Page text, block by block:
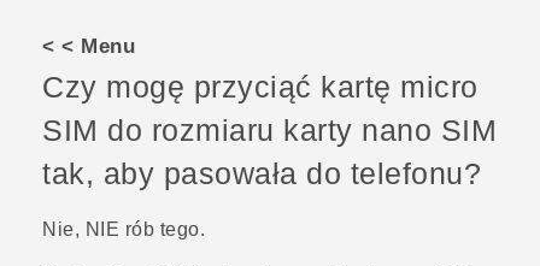
VIVERSE
POMOC TECHNICZNA
Urządzenia i akcesoria HTC
Zaloguj się
< < Menu
Czy mogę przyciąć kartę micro
SIM do rozmiaru karty nano SIM
tak, aby pasowała do telefonu?
Nie, NIE rób tego.